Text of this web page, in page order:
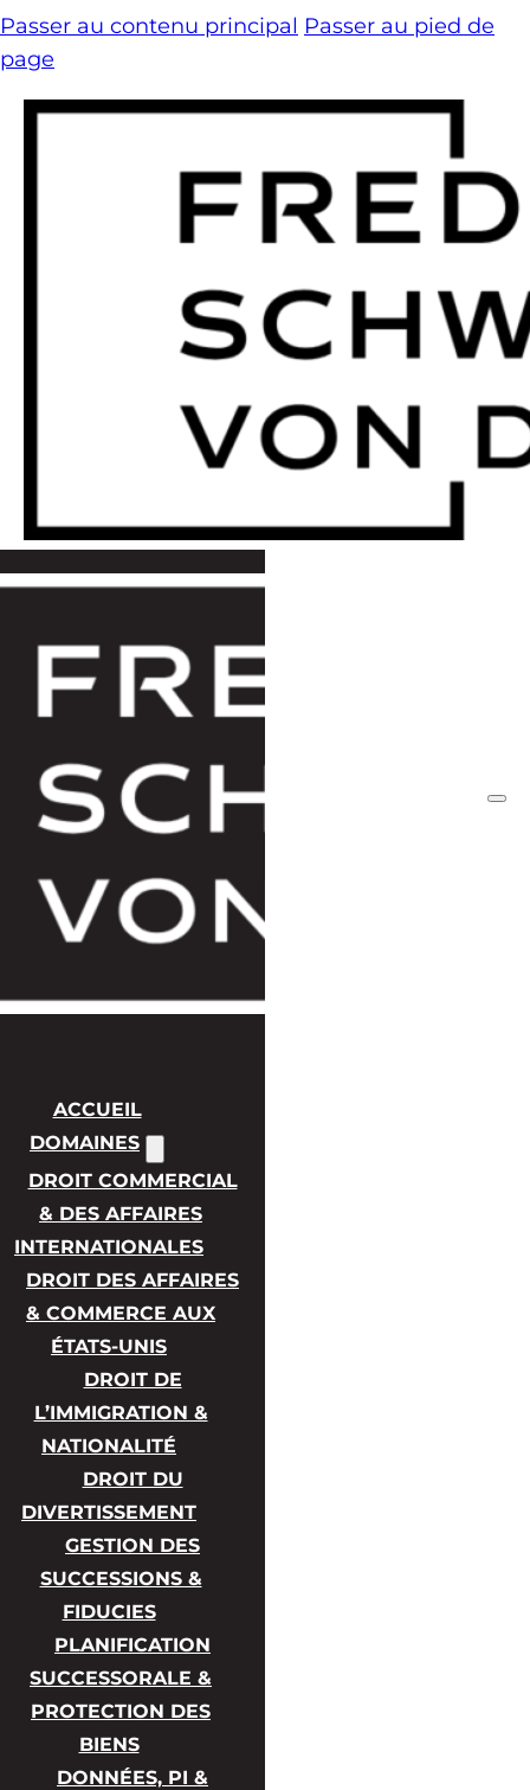
Passer au contenu principal Passer au pied de
page
ACCUEIL
DOMAINES
DROIT COMMERCIAL
& DES AFFAIRES
INTERNATIONALES
DROIT DES AFFAIRES
& COMMERCE AUX
ÉTATS-UNIS
DROIT DE
L’IMMIGRATION &
NATIONALITÉ
DROIT DU
DIVERTISSEMENT
GESTION DES
SUCCESSIONS &
FIDUCIES
PLANIFICATION
SUCCESSORALE &
PROTECTION DES
BIENS
DONNÉES, PI &